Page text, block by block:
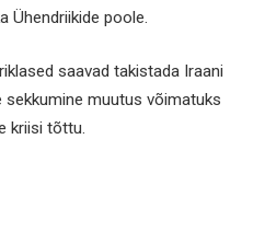
Ühendriikide poole.
saavad takistada Iraani
sekkumine muutus võimatuks
kriisi tõttu.